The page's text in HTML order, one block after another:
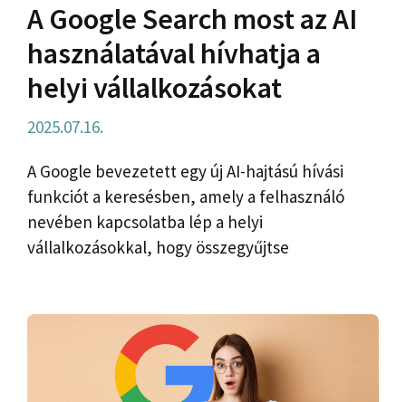
A Google Search most az AI
használatával hívhatja a
helyi vállalkozásokat
2025.07.16.
A Google bevezetett egy új AI-hajtású hívási
funkciót a keresésben, amely a felhasználó
nevében kapcsolatba lép a helyi
vállalkozásokkal, hogy összegyűjtse